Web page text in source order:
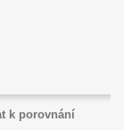
k porovnání